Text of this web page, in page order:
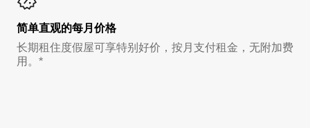
简单直观的每月价格
长期租住度假屋可享特别好价，按月支付租金，无附加费
用。*